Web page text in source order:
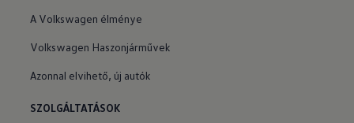
A Volkswagen élménye
Volkswagen Haszonjárművek
Azonnal elvihető, új autók
SZOLGÁLTATÁSOK